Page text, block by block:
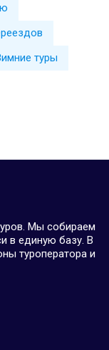
туры
Мы собираем
в единую базу. В
туроператора и